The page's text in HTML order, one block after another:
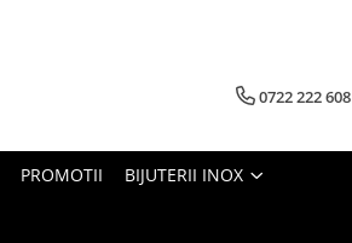
0722 222 608
PROMOTII BIJUTERII INOX